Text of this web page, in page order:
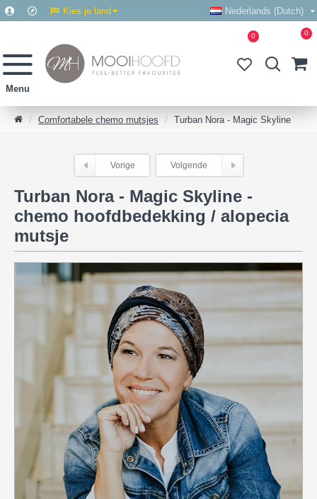
Kies je land Nederlands (Dutch)
0 0
Comfortabele chemo mutsjes Turban Nora - Magic Skyline
Vorige Volgende
Turban Nora - Magic Skyline -
chemo hoofdbedekking / alopecia
mutsje